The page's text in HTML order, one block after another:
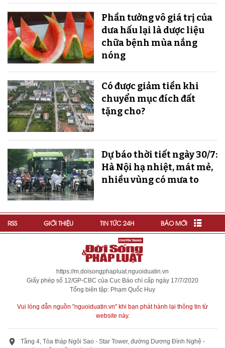
Phần tưởng vô giá trị của
dưa hấu lại là dược liệu
chữa bệnh mùa nắng
nóng
Có được giảm tiền khi
chuyển mục đích đất
tặng cho?
Dự báo thời tiết ngày 30/7:
Hà Nội hạ nhiệt, mát mẻ,
nhiều vùng có mưa to
RSS GIỚI THIỆU TIN TỨC 24H BÁO MỚI
https://m.doisongphapluat.nguoiduatin.vn
Giấy phép số 12/GP-CBC của Cục Báo chí cấp ngày 17/7/2020
Tổng biên tập: Phạm Quốc Huy
Vui lòng dẫn nguồn "nguoiduatin.vn" khi bạn phát hành lại thông tin từ
website này.
Tầng 4, Tòa tháp Ngôi Sao - Star Tower, đường Dương Đình Nghệ -